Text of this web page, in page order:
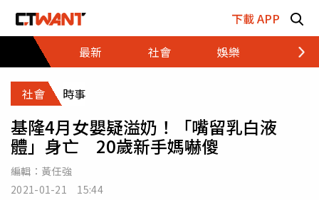
下載 APP
最新
社會 娛樂 財經
社會 時事
基隆4月女嬰疑溢奶！「嘴留乳白液
體」身亡 20歲新手媽嚇傻
編輯： 黃任強
2021-01-21 15:44